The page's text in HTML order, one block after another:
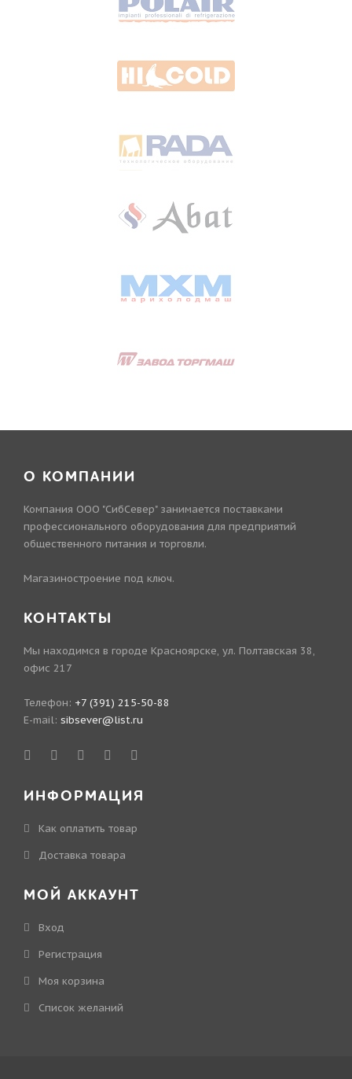
О КОМПАНИИ
Компания ООО "СибСевер" занимается поставками
профессионального оборудования для предприятий
общественного питания и торговли.
Магазиностроение под ключ.
КОНТАКТЫ
Мы находимся в городе Красноярске, ул. Полтавская 38,
офис 217
Телефон: +7 (391) 215-50-88
E-mail: sibsever@list.ru
ИНФОРМАЦИЯ
Как оплатить товар
Доставка товара
МОЙ АККАУНТ
Вход
Регистрация
Моя корзина
Cписок желаний